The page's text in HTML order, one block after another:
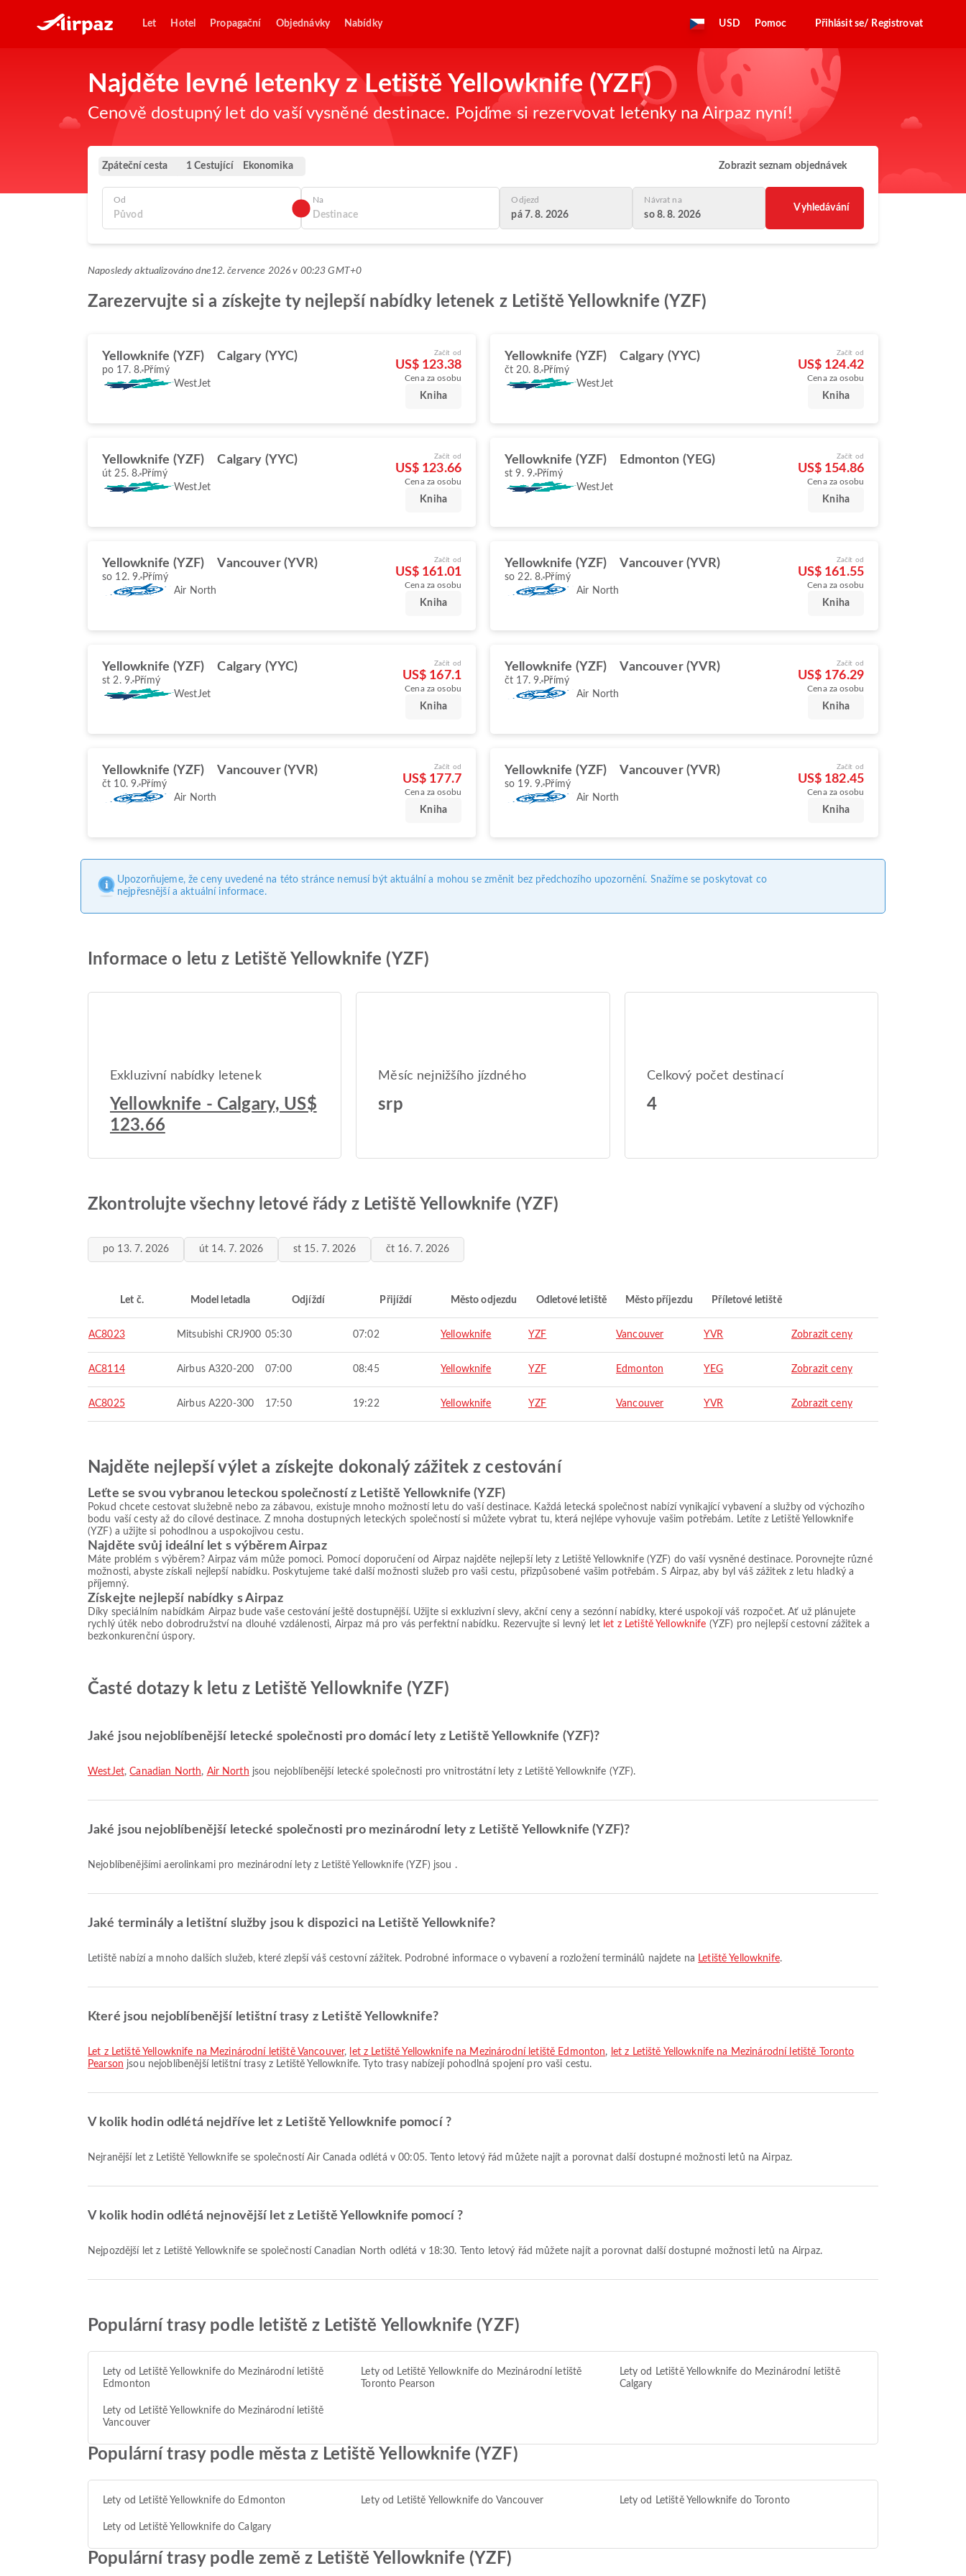
Let Hotel Propagační Objednávky Nabídky USD Pomoc Přihlásit se/ Registrovat
Najděte levné letenky z Letiště Yellowknife (YZF)
Cenově dostupný let do vaší vysněné destinace. Pojďme si rezervovat letenky na Airpaz nyní!
Zpáteční cesta 1 Cestující Ekonomika Zobrazit seznam objednávek
Od Na Odjezd
pá 7. 8. 2026
Návrat na
so 8. 8. 2026
Vyhledávání
Naposledy aktualizováno dne12. července 2026 v 00:23 GMT+0
Zarezervujte si a získejte ty nejlepší nabídky letenek z Letiště Yellowknife (YZF)
Yellowknife (YZF) Calgary (YYC)
po 17. 8. Přímý
WestJet
Začít od
US$ 123.38
Cena za osobu
Kniha
Yellowknife (YZF) Calgary (YYC)
čt 20. 8. Přímý
WestJet
Začít od
US$ 124.42
Cena za osobu
Kniha
Yellowknife (YZF) Calgary (YYC)
út 25. 8. Přímý
WestJet
Začít od
US$ 123.66
Cena za osobu
Kniha
Yellowknife (YZF) Edmonton (YEG)
st 9. 9. Přímý
WestJet
Začít od
US$ 154.86
Cena za osobu
Kniha
Yellowknife (YZF) Vancouver (YVR)
so 12. 9. Přímý
Air North
Začít od
US$ 161.01
Cena za osobu
Kniha
Yellowknife (YZF) Vancouver (YVR)
so 22. 8. Přímý
Air North
Začít od
US$ 161.55
Cena za osobu
Kniha
Yellowknife (YZF) Calgary (YYC)
st 2. 9. Přímý
WestJet
Začít od
US$ 167.1
Cena za osobu
Kniha
Yellowknife (YZF) Vancouver (YVR)
čt 17. 9. Přímý
Air North
Začít od
US$ 176.29
Cena za osobu
Kniha
Yellowknife (YZF) Vancouver (YVR)
čt 10. 9. Přímý
Air North
Začít od
US$ 177.7
Cena za osobu
Kniha
Yellowknife (YZF) Vancouver (YVR)
so 19. 9. Přímý
Air North
Začít od
US$ 182.45
Cena za osobu
Kniha
Upozorňujeme, že ceny uvedené na této stránce nemusí být aktuální a mohou se změnit bez předchozího upozornění. Snažíme se poskytovat co
nejpřesnější a aktuální informace.
Informace o letu z Letiště Yellowknife (YZF)
Exkluzivní nabídky letenek
Yellowknife - Calgary, US$
123.66
Měsíc nejnižšího jízdného
srp
Celkový počet destinací
4
Zkontrolujte všechny letové řády z Letiště Yellowknife (YZF)
po 13. 7. 2026 út 14. 7. 2026 st 15. 7. 2026 čt 16. 7. 2026
Let č. Model letadla Odjíždí Přijíždí Město odjezdu Odletové letiště Město příjezdu Příletové letiště
AC8023 Mitsubishi CRJ900 05:30 07:02 Yellowknife YZF Vancouver YVR Zobrazit ceny
AC8114 Airbus A320-200 07:00 08:45 Yellowknife YZF Edmonton YEG Zobrazit ceny
AC8025 Airbus A220-300 17:50 19:22 Yellowknife YZF Vancouver YVR Zobrazit ceny
Najděte nejlepší výlet a získejte dokonalý zážitek z cestování
Leťte se svou vybranou leteckou společností z Letiště Yellowknife (YZF)
Pokud chcete cestovat služebně nebo za zábavou, existuje mnoho možností letu do vaší destinace. Každá letecká společnost nabízí vynikající vybavení a služby od výchozího
bodu vaší cesty až do cílové destinace. Z mnoha dostupných leteckých společností si můžete vybrat tu, která nejlépe vyhovuje vašim potřebám. Letíte z Letiště Yellowknife
(YZF) a užijte si pohodlnou a uspokojivou cestu.
Najděte svůj ideální let s výběrem Airpaz
Máte problém s výběrem? Airpaz vám může pomoci. Pomocí doporučení od Airpaz najděte nejlepší lety z Letiště Yellowknife (YZF) do vaší vysněné destinace. Porovnejte různé
možnosti, abyste získali nejlepší nabídku. Poskytujeme také další možnosti služeb pro vaši cestu, přizpůsobené vašim potřebám. S Airpaz, aby byl váš zážitek z letu hladký a
příjemný.
Získejte nejlepší nabídky s Airpaz
Díky speciálním nabídkám Airpaz bude vaše cestování ještě dostupnější. Užijte si exkluzivní slevy, akční ceny a sezónní nabídky, které uspokojí váš rozpočet. Ať už plánujete
rychlý útěk nebo dobrodružství na dlouhé vzdálenosti, Airpaz má pro vás perfektní nabídku. Rezervujte si levný let let z Letiště Yellowknife (YZF) pro nejlepší cestovní zážitek a
bezkonkurenční úspory.
Časté dotazy k letu z Letiště Yellowknife (YZF)
Jaké jsou nejoblíbenější letecké společnosti pro domácí lety z Letiště Yellowknife (YZF)?
WestJet,Canadian North, Air North jsou nejoblíbenější letecké společnosti pro vnitrostátní lety z Letiště Yellowknife (YZF).
Jaké jsou nejoblíbenější letecké společnosti pro mezinárodní lety z Letiště Yellowknife (YZF)?
Nejoblíbenějšími aerolinkami pro mezinárodní lety z Letiště Yellowknife (YZF) jsou .
Jaké terminály a letištní služby jsou k dispozici na Letiště Yellowknife?
Letiště nabízí a mnoho dalších služeb, které zlepší váš cestovní zážitek. Podrobné informace o vybavení a rozložení terminálů najdete na Letiště Yellowknife.
Které jsou nejoblíbenější letištní trasy z Letiště Yellowknife?
let z Letiště Yellowknife na Mezinárodní letiště Vancouver, let z Letiště Yellowknife na Mezinárodní letiště Edmonton, let z Letiště Yellowknife na Mezinárodní letiště Toronto
Pearson jsou nejoblíbenější letištní trasy z Letiště Yellowknife. Tyto trasy nabízejí pohodlná spojení pro vaši cestu.
V kolik hodin odlétá nejdříve let z Letiště Yellowknife pomocí ?
Nejranější let z Letiště Yellowknife se společností Air Canada odlétá v 00:05. Tento letový řád můžete najít a porovnat další dostupné možnosti letů na Airpaz.
V kolik hodin odlétá nejnovější let z Letiště Yellowknife pomocí ?
Nejpozdější let z Letiště Yellowknife se společností Canadian North odlétá v 18:30. Tento letový řád můžete najít a porovnat další dostupné možnosti letů na Airpaz.
Populární trasy podle letiště z Letiště Yellowknife (YZF)
Lety od Letiště Yellowknife do Mezinárodní letiště
Edmonton
Lety od Letiště Yellowknife do Mezinárodní letiště
Toronto Pearson
Lety od Letiště Yellowknife do Mezinárodní letiště
Calgary
Lety od Letiště Yellowknife do Mezinárodní letiště
Vancouver
Populární trasy podle města z Letiště Yellowknife (YZF)
Lety od Letiště Yellowknife do Edmonton Lety od Letiště Yellowknife do Vancouver Lety od Letiště Yellowknife do Toronto
Lety od Letiště Yellowknife do Calgary
Populární trasy podle země z Letiště Yellowknife (YZF)